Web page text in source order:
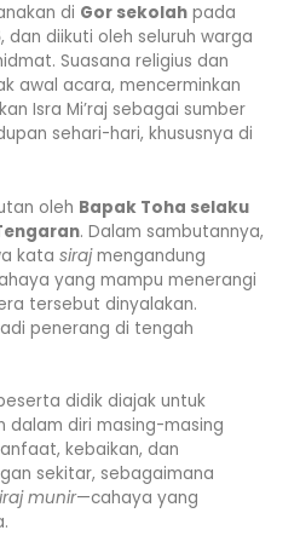
di Gor sekolah pada
, dan diikuti oleh seluruh warga
Suasana religius dan
awal acara, mencerminkan
Isra Mi’raj sebagai sumber
sehari-hari, khususnya di
oleh Bapak Toha selaku
. Dalam sambutannya,
kata sirajmengandung
yang mampu menerangi
tersebut dinyalakan.
penerang di tengah
didik diajak untuk
dalam diri masing-masing
kebaikan, dan
sekitar, sebagaimana
munir—cahaya yang